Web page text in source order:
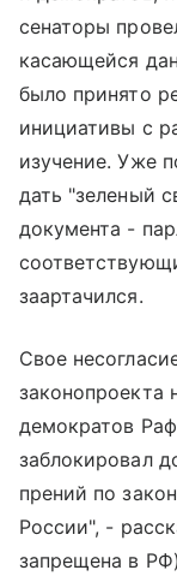
сенаторы
касающейся
было принято
инициативы с
изучение. Уже
дать "зеленый
документа -
заартачился.
Свое
законопроекта
демократов
заблокировал
прений по
России", -
запрещена в